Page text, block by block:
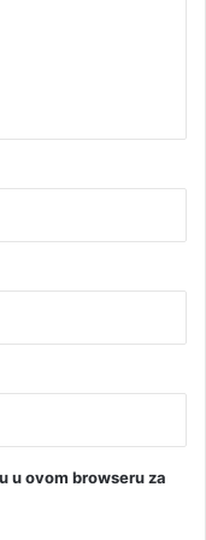
u ovom browseru za